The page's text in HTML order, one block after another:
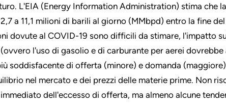
L'EIA (Energy Information Administration) stima che
a 11,1 milioni di barili al giorno (MMbpd) entro la fine
dovute al COVID-19 sono difficili da stimare, l'impatto
l'uso di gasolio e di carburante per aerei dovrebbe
soddisfacente di offerta (minore) e domanda
nel mercato e dei prezzi delle materie prime. Non
dell'eccesso di offerta, ma almeno alcune